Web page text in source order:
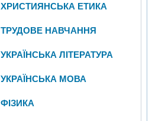
ХРИСТИЯНСЬКА ЕТИКА
ТРУДОВЕ НАВЧАННЯ
УКРАЇНСЬКА ЛІТЕРАТУРА
УКРАЇНСЬКА МОВА
ФІЗИКА